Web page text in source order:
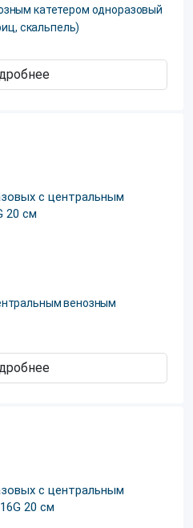
катетером одноразовый
скальпель)
венозным